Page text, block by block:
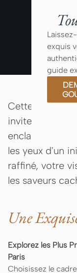
exquis
guide
Cette odyssée
invite à
enclaves
les yeux d'un
raffiné, votre
les saveurs
Une
Explorez les Plus
Paris
Choisissez le